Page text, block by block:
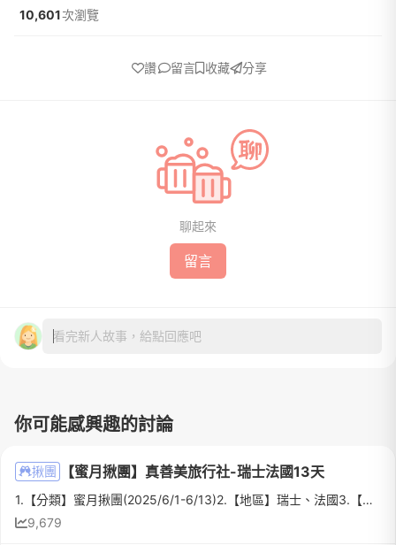
10,601次瀏覽
讚 留言 收藏 分享
聊起來
留言
看完新人故事，給點回應吧
你可能感興趣的討論
揪團 【蜜月揪團】真善美旅行社-瑞士法國13天
1.【分類】蜜月揪團(2025/6/1-6/13)2.【地區】瑞士、法國3.【物品名稱】瑞士法國凡爾賽宮羅浮宮少女峰白朗峰黃金列車13天~4.【數量】已成團5.【物品狀態】全新6.【介紹】「人生一定要有一次瑞士、法國的蜜月旅行！沿...
9,679